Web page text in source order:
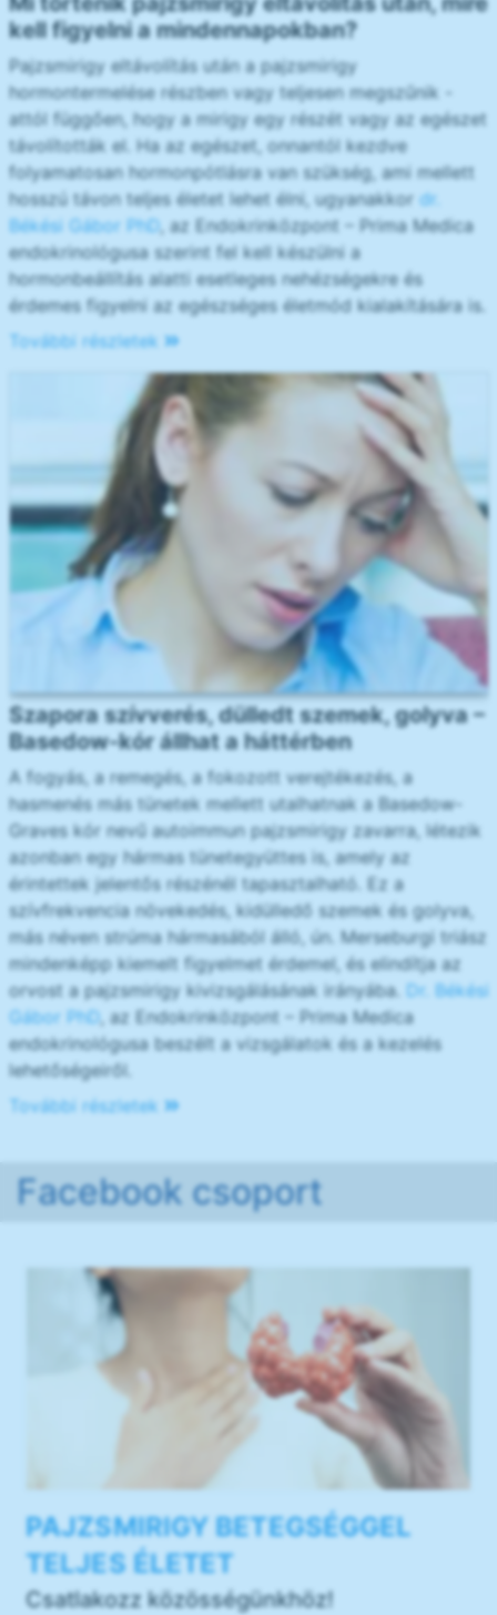
kell figyelni a mindennapokban?
Pajzsmirigy eltávolítás után a pajzsmirigy
hormontermelése részben vagy teljesen megszűnik -
attól függően, hogy a mirigy egy részét vagy az egészet
távolították el. Ha az egészet, onnantól kezdve
folyamatosan hormonpótlásra van szükség, ami mellett
hosszú távon teljes életet lehet élni, ugyanakkor dr.
Békési Gábor PhD
, az Endokrinközpont – Prima Medica
endokrinológusa szerint fel kell készülni a
hormonbeállítás alatti esetleges nehézségekre és
érdemes figyelni az egészséges életmód kialakítására is.
További részletek
Szapora szívverés, dülledt szemek, golyva –
Basedow-kór állhat a háttérben
A fogyás, a remegés, a fokozott verejtékezés, a
hasmenés más tünetek mellett utalhatnak a Basedow-
Graves kór nevű autoimmun pajzsmirigy zavarra, létezik
azonban egy hármas tünetegyüttes is, amely az
érintettek jelentős részénél tapasztalható. Ez a
szívfrekvencia növekedés, kidülledő szemek és golyva,
más néven strúma hármasából álló, ún. Merseburgi triász
mindenképp kiemelt figyelmet érdemel, és elindítja az
orvost a pajzsmirigy kivizsgálásának irányába. Dr. Békési
Gábor PhD, az Endokrinközpont – Prima Medica
endokrinológusa beszélt a vizsgálatok és a kezelés
lehetőségeiről.
További részletek
Facebook csoport
PAJZSMIRIGY BETEGSÉGGEL
TELJES ÉLETET
Csatlakozz közösségünkhöz!